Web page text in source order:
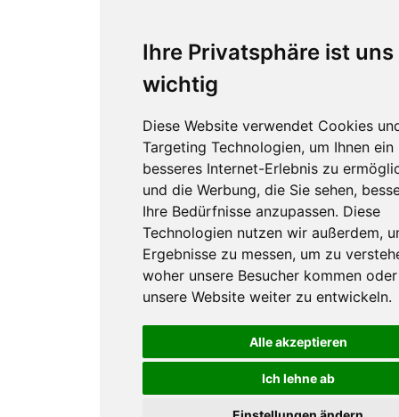
Ihre Privatsphäre ist uns
wichtig
Diese Website verwendet Cookies
Targeting Technologien, um Ihnen ein
besseres Internet-Erlebnis zu
und die Werbung, die Sie sehen,
Ihre Bedürfnisse anzupassen. Diese
Technologien nutzen wir außerdem,
Ergebnisse zu messen, um zu
woher unsere Besucher kommen
unsere Website weiter zu entwickeln.
Alle akzeptieren
Ich lehne ab